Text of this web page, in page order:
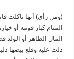
(ومن رأى) أنها تآكلت
المنام كبار قومه أو
المال الظاهر أو
دلت عليه وقلع بيضها